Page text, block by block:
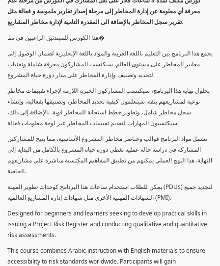
معرفة أي معلومة عن إدارة المخاطر إلى مرحلة إصدار تقارير ملموسة و فعالة مثل
تقرير سجل المخاطر بالإضافة الى المقدرة التامية لإدارة مخاطر المشاريع.
هذا الكورس للمبتدئين الراغبين في تط�
يجمع هذا البرنامج بين التعليم باللغة العربية والمواد باللغة الإنجليزية لضمان الوصول إلى
معايير المخاطر على مستوى العالم. سيكتسب المشاركون معرفة شاملة وتقنيات
لتحديد وتصنيف وإدارة المخاطر على مدار دورة حياة المشروع.
بحلول نهاية هذا البرنامج، سيكتسب المشاركون الخبرة اللازمة لإجراء تقييمات مخاطر
نوعية لمشاريعهم بثقة. سيتعلمون كيفية تحديد المخاطر، وتصنيفها بفعالية، وإنشاء
سجل مخاطر شامل، وتطوير خطط استجابة للمخاطر قوية. بالإضافة إلى ذلك،
سيكتسبون المهارات لتقديم تقييمات المخاطر عبر لوحة معلومات فعالة.
تشمل مواد البرنامج قوالب وعناصر مخاطر المشروع الأساسية، مما يتيح للمشاركين
المشاركة في دراسة حالة عملية تغطي دورة حياة المشروع بالكامل من البداية إلى
النهاية. هذا النهج العملي يمكنهم من تطبيق المفاهيم المكتسبة مباشرة على مشاريعهم
الخاصة.
يمكن للطلاب استخدام ساعات هذا البرنامج كوحدات تطوير المهنة (PDUs) لتجديد جميع
الشهادات المهنية الأخرى مثل شهادات إدارة المشاريع العالمية (PMI).
Designed for beginners and learners seeking to develop practical skills in
issuing a Project Risk Register and conducting qualitative and quantitative
risk assessments.
This course combines Arabic instruction with English materials to ensure
accessibility to risk standards worldwide. Participants will gain